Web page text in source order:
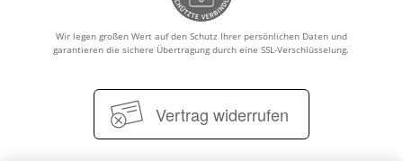
Wir legen großen Wert auf den Schutz Ihrer persönlichen Daten und
garantieren die sichere Übertragung durch eine SSL-Verschlüsselung.
Vertrag widerrufen